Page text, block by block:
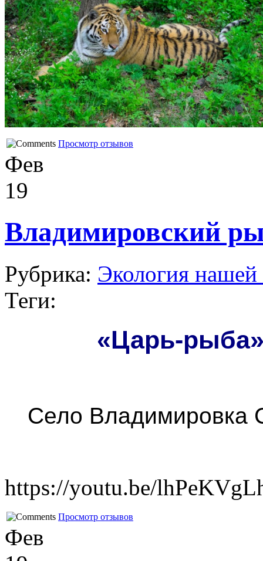
Просмотр отзывов
Фев
19
Владимировский
Рубрика: Экология нашей
Теги:
«Царь-
Село Владимировка
https://youtu.be/
Просмотр отзывов
Фев